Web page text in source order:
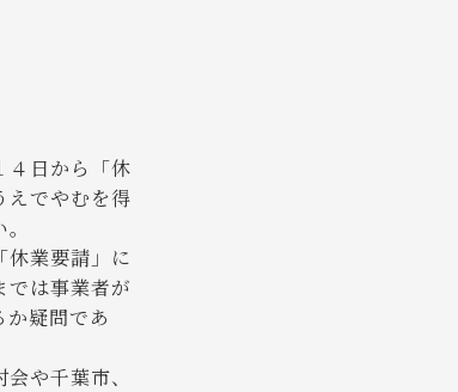
４日から「休
えでやむを得
業要請」に
では事業者が
疑問であ
や千葉市、